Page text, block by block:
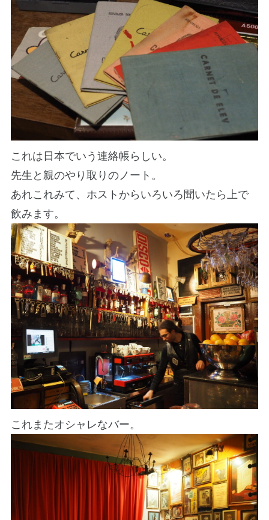
これは日本でいう連絡帳らしい。
先生と親のやり取りのノート。
あれこれみて、ホストからいろいろ聞いたら上で
飲みます。
これまたオシャレなバー。